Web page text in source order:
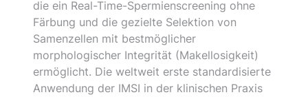
die ein Real-Time-Spermienscreening ohne
Färbung und die gezielte Selektion von
Samenzellen mit bestmöglicher
morphologischer Integrität (Makellosigkeit)
ermöglicht. Die weltweit erste standardisierte
Anwendung der IMSI in der klinischen Praxis